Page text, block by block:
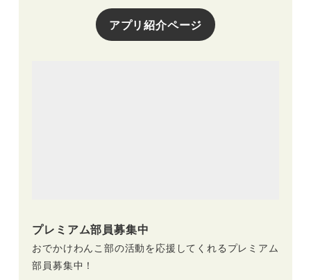
アプリ紹介ページ
プレミアム部員募集中
おでかけわんこ部の活動を応援してくれるプレミアム
部員募集中！